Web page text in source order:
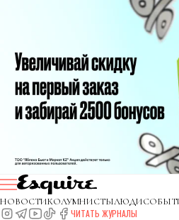
НОВОСТИКОЛУМНИСТЫЛЮДИ
ЧИТАТЬ ЖУРНАЛЫ